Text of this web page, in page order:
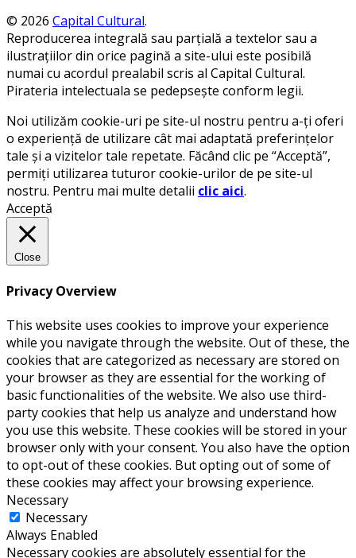
© 2026 Capital Cultural.
Reproducerea integrală sau parțială a textelor sau a
ilustrațiilor din orice pagină a site-ului este posibilă
numai cu acordul prealabil scris al Capital Cultural.
Pirateria intelectuala se pedepsește conform legii.
Noi utilizăm cookie-uri pe site-ul nostru pentru a-ți oferi
o experiență de utilizare cât mai adaptată preferințelor
tale și a vizitelor tale repetate. Făcând clic pe “Acceptă”,
permiți utilizarea tuturor cookie-urilor de pe site-ul
nostru. Pentru mai multe detalii clic aici.
Acceptă
Close
Privacy Overview
This website uses cookies to improve your experience
while you navigate through the website. Out of these, the
cookies that are categorized as necessary are stored on
your browser as they are essential for the working of
basic functionalities of the website. We also use third-
party cookies that help us analyze and understand how
you use this website. These cookies will be stored in your
browser only with your consent. You also have the option
to opt-out of these cookies. But opting out of some of
these cookies may affect your browsing experience.
Necessary
Necessary
Always Enabled
Necessary cookies are absolutely essential for the